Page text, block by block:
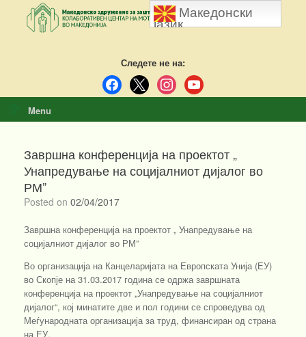
content
Следете не на:
facebook
x instagramyoutube
Menu
Завршна конференција на проектот „
Унапредување на социјалниот дијалог во
РМ”
Posted on 02/04/2017
Завршна конференција на проектот „ Унапредување на
социјалниот дијалог во РМ”
Во организација на Канцеларијата на Европската Унија (ЕУ)
во Скопје на 31.03.2017 година се одржа завршната
конференција на проектот „Унапредување на социјалниот
дијалог“, кој минатите две и пол години се спроведува од
Меѓународната организација за труд, финансиран од страна
на ЕУ.
Македонски
јазик